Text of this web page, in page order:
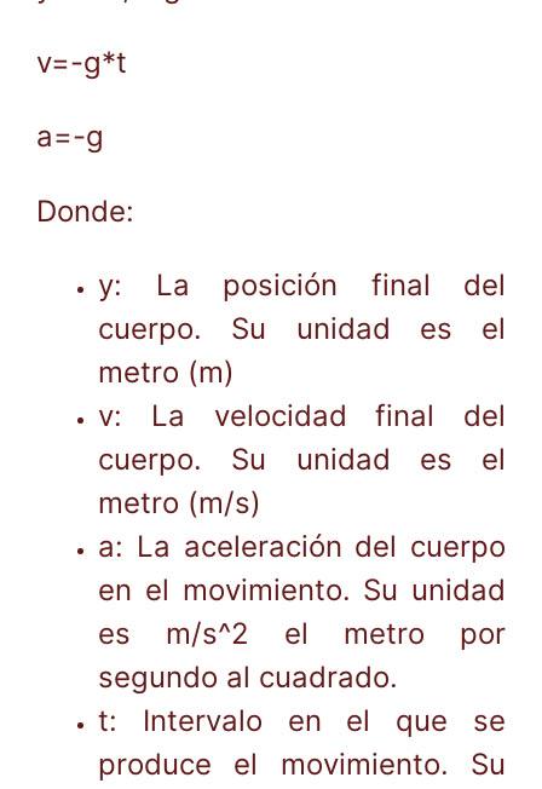
v=-g*t
a=-g
Donde:
y: La posición final del
cuerpo. Su unidad es el
metro (m)
v: La velocidad final del
cuerpo. Su unidad es el
metro (m/s)
a: La aceleración del cuerpo
en el movimiento. Su unidad
es m/s^2 el metro por
segundo al cuadrado.
t: Intervalo en el que se
produce el movimiento. Su